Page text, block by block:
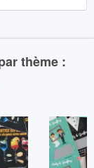
thème :